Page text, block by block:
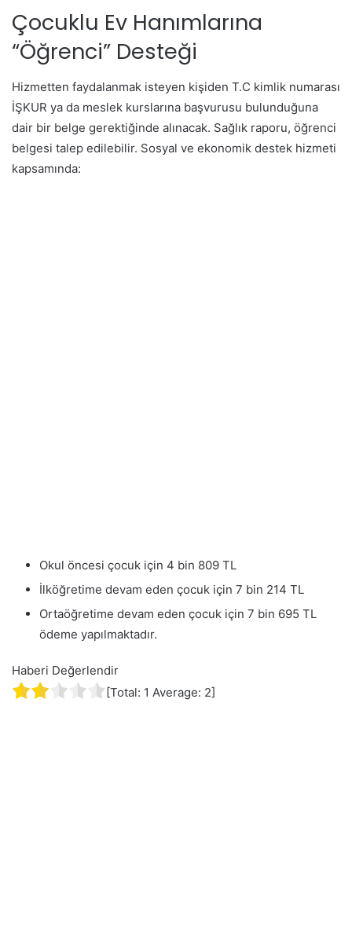
Çocuklu Ev Hanımlarına
“Öğrenci” Desteği
Hizmetten faydalanmak isteyen kişiden T.C kimlik numarası
İŞKUR ya da meslek kurslarına başvurusu bulunduğuna
dair bir belge gerektiğinde alınacak. Sağlık raporu, öğrenci
belgesi talep edilebilir. Sosyal ve ekonomik destek hizmeti
kapsamında:
Okul öncesi çocuk için 4 bin 809 TL
İlköğretime devam eden çocuk için 7 bin 214 TL
Ortaöğretime devam eden çocuk için 7 bin 695 TL
ödeme yapılmaktadır.
Haberi Değerlendir
[Total: 1 Average: 2]